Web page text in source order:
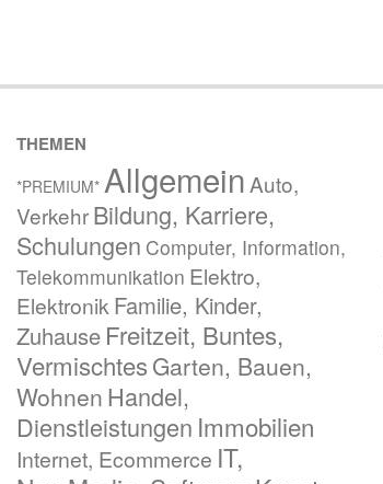
THEMEN
*PREMIUM* Allgemein Auto,
VerkehrBildung, Karriere,
Schulungen Computer, Information,
Telekommunikation Elektro,
Elektronik Familie, Kinder,
Zuhause Freitzeit, Buntes,
Vermischtes Garten, Bauen,
Wohnen Handel,
Dienstleistungen Immobilien
Internet, Ecommerce IT,